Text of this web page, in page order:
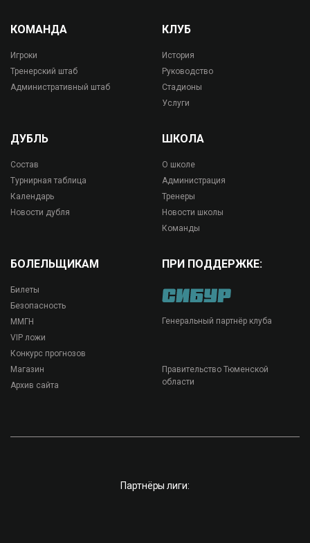
КОМАНДА
Игроки
Тренерский штаб
Административный штаб
КЛУБ
История
Руководство
Стадионы
Услуги
ДУБЛЬ
Состав
Турнирная таблица
Календарь
Новости дубля
ШКОЛА
О школе
Администрация
Тренеры
Новости школы
Команды
БОЛЕЛЬЩИКАМ
Билеты
Безопасность
ММГН
VIP ложи
Конкурс прогнозов
Магазин
Архив сайта
ПРИ ПОДДЕРЖКЕ:
Генеральный партнёр клуба
Правительство Тюменской
области
Партнёры лиги: